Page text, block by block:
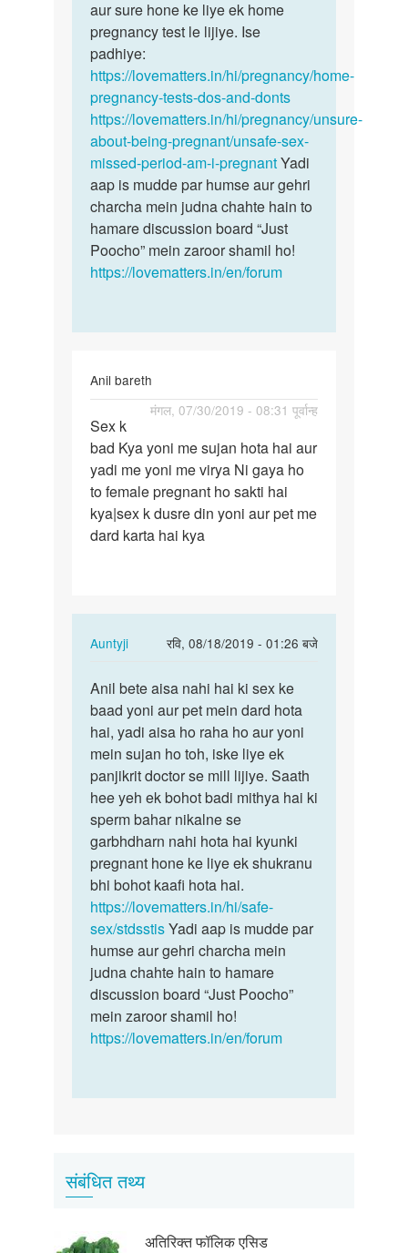
ke
baad
…
by
Rohit
ke
baad…
aur sure hone ke liye ek home
pregnancy test le lijiye. Ise
padhiye:
https://lovematters.in/hi/pregnancy/home-
pregnancy-tests-dos-and-donts
https://lovematters.in/hi/pregnancy/unsure-
about-being-pregnant/unsafe-sex-
missed-period-am-i-pregnantYadi
aap is mudde par humse aur gehri
charcha mein judna chahte hain to
hamare discussion board “Just
Poocho” mein zaroor shamil ho!
https://lovematters.in/en/forum
Anil bareth
मंगल, 07/30/2019 - 08:31 पूर्वान्ह
Sex
k
bad
Kya
yoni
me
Sex k
bad Kya yoni me sujan hota hai aur
yadi me yoni me virya Ni gaya ho
to female pregnant ho sakti hai
kya|sex k dusre din yoni aur pet me
dard karta hai kya
Auntyji
रवि, 08/18/2019 - 01:26 बजे
In
to
Sex
k
bad
Kya
yoni
me
sujan…
by
Anil
bareth
Anil
bete
aisa
nahi
hai
ki…
Anil bete aisa nahi hai ki sex ke
baad yoni aur pet mein dard hota
hai, yadi aisa ho raha ho aur yoni
mein sujan ho toh, iske liye ek
panjikrit doctor se mill lijiye. Saath
hee yeh ek bohot badi mithya hai ki
sperm bahar nikalne se
garbhdharn nahi hota hai kyunki
pregnant hone ke liye ek shukranu
bhi bohot kaafi hota hai.
https://lovematters.in/hi/safe-
sex/stdsstisYadi aap is mudde par
humse aur gehri charcha mein
judna chahte hain to hamare
discussion board “Just Poocho”
mein zaroor shamil ho!
https://lovematters.in/en/forum
संबंधित तथ्य
अतिरिक्त फॉलिक एसिड